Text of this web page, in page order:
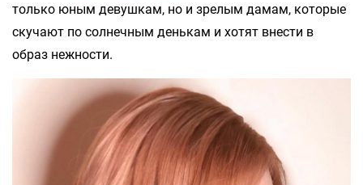
только юным девушкам, но и зрелым дамам, которые
скучают по солнечным денькам и хотят внести в
образ нежности.